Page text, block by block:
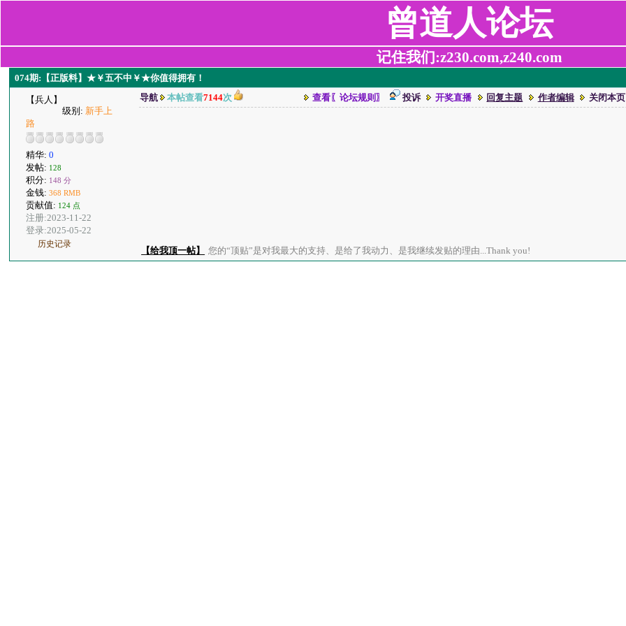
曾道人论坛
记住我们:z230.com,z240.com
074期:【正版料】★￥五不中￥★你值得拥有！
【兵人】
级别: 新手上
路
精华:0
发帖: 128
积分: 148 分
金钱:368 RMB
贡献值: 124 点
注册:2023-11-22
登录:2025-05-22
历史记录
导航 本帖查看7144次 查看〖论坛规则〗 投诉 开奖直播 回复主题 作者编辑 关闭本页
【给我顶一帖】 您的“顶贴”是对我最大的支持、是给了我动力、是我继续发贴的理由...Thank you!